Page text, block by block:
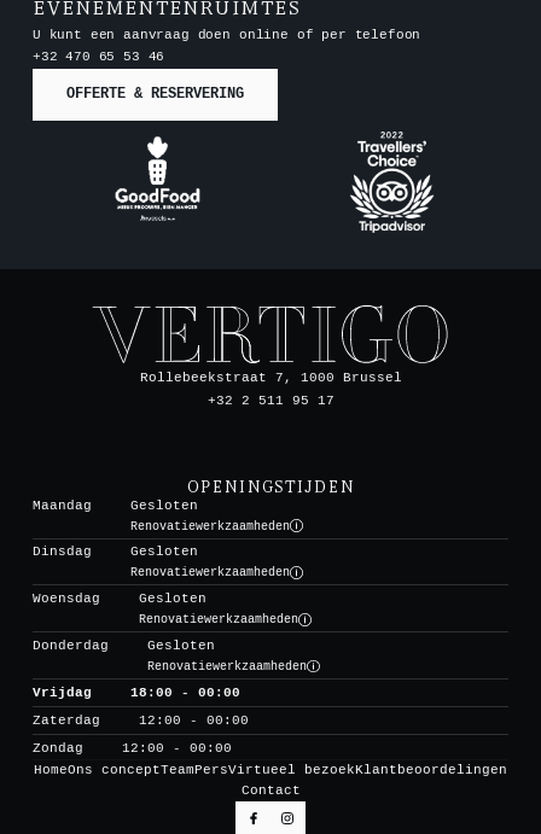
U kunt een aanvraag doen online of per telefoon
+32 470 65 53 46
OFFERTE & RESERVERING
Rollebeekstraat 7, 1000 Brussel
+32 2 511 95 17
OPENINGSTIJDEN
Maandag
Gesloten
Renovatiewerkzaamheden
Dinsdag
Gesloten
Renovatiewerkzaamheden
Woensdag
Gesloten
Renovatiewerkzaamheden
Donderdag
Gesloten
Renovatiewerkzaamheden
Vrijdag
18:00 - 00:00
Zaterdag
12:00 - 00:00
Zondag
12:00 - 00:00
HomeOns conceptTeamPersVirtueel bezoekKlantbeoordelingen
Contact